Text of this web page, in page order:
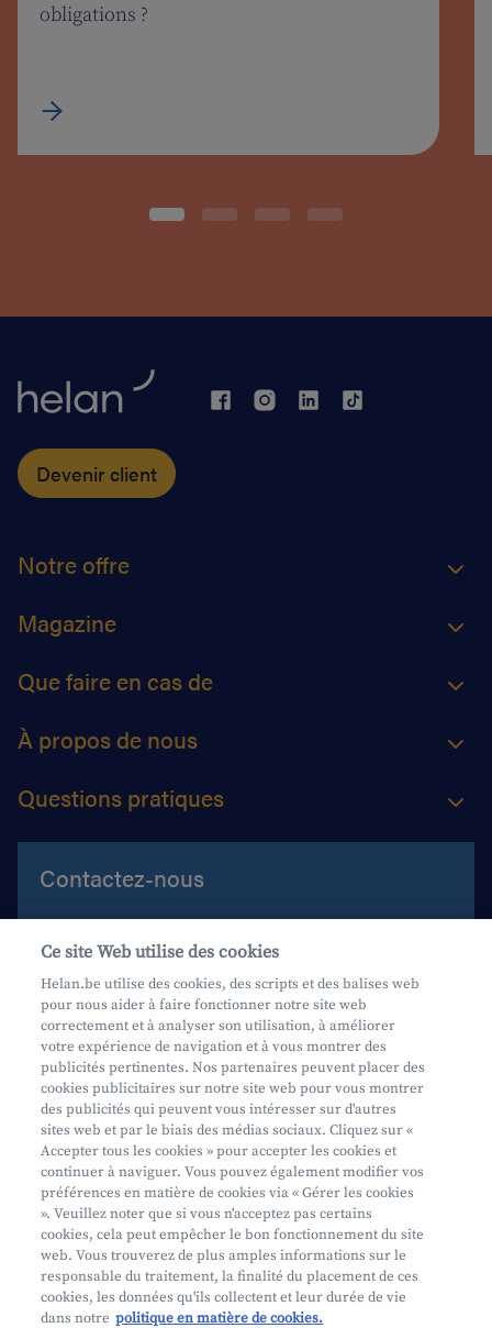
obligations ?
Devenir client
Notre offre
Magazine
Que faire en cas de
À propos de nous
Questions pratiques
Contactez-nous
Aide et contact
Prenez rendez-vous
Où nous trouver
Phishing
Mifid
Privacy
Info juridique
Soumis au contrôle de l'OCM
Ce site Web utilise des cookies
Helan.be utilise des cookies, des scripts et des balises web
pour nous aider à faire fonctionner notre site web
correctement et à analyser son utilisation, à améliorer
votre expérience de navigation et à vous montrer des
publicités pertinentes. Nos partenaires peuvent placer des
cookies publicitaires sur notre site web pour vous montrer
des publicités qui peuvent vous intéresser sur d'autres
sites web et par le biais des médias sociaux. Cliquez sur «
Accepter tous les cookies » pour accepter les cookies et
continuer à naviguer. Vous pouvez également modifier vos
préférences en matière de cookies via « Gérer les cookies
». Veuillez noter que si vous n'acceptez pas certains
cookies, cela peut empêcher le bon fonctionnement du site
web. Vous trouverez de plus amples informations sur le
responsable du traitement, la finalité du placement de ces
cookies, les données qu'ils collectent et leur durée de vie
dans notre politique en matière de cookies.